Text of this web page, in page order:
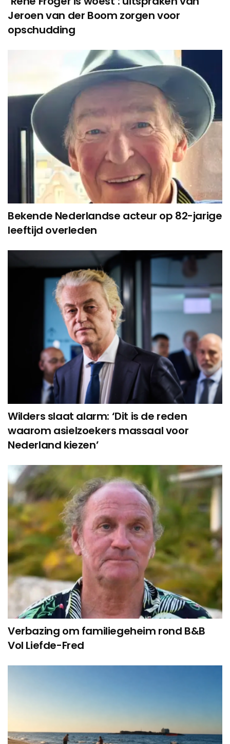
Jeroen van der Boom zorgen voor
opschudding
Bekende Nederlandse acteur op 82-jarige
leeftijd overleden
Wilders slaat alarm: ‘Dit is de reden
waarom asielzoekers massaal voor
Nederland kiezen’
Verbazing om familiegeheim rond B&B
Vol Liefde-Fred